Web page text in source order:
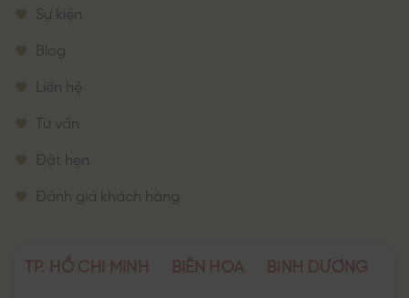
Sự kiện
Blog
Liên hệ
Tư vấn
Đặt hẹn
Đánh giá khách hàng
TP. HỒ CHÍ MINH BIÊN HÒA BÌNH DƯƠNG